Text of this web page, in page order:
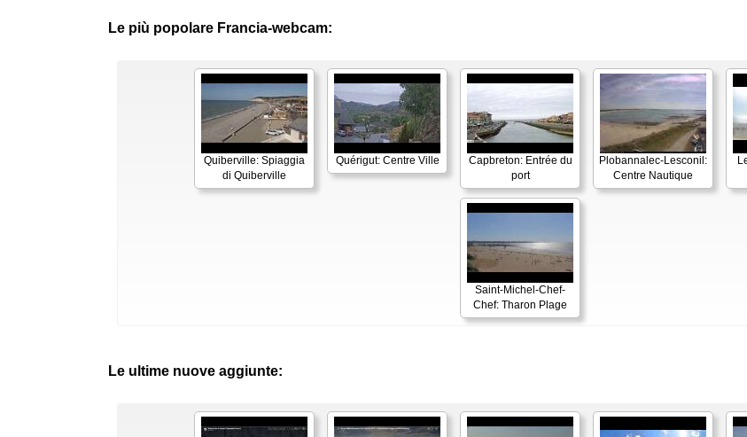
Le più popolare Francia-webcam:
Quiberville: Spiaggia
di Quiberville
Quérigut: Centre Ville
Capbreton: Entrée du
port
Plobannalec-Lesconil:
Centre Nautique
Saint-Michel-Chef-
Chef: Tharon Plage
Le ultime nuove aggiunte: